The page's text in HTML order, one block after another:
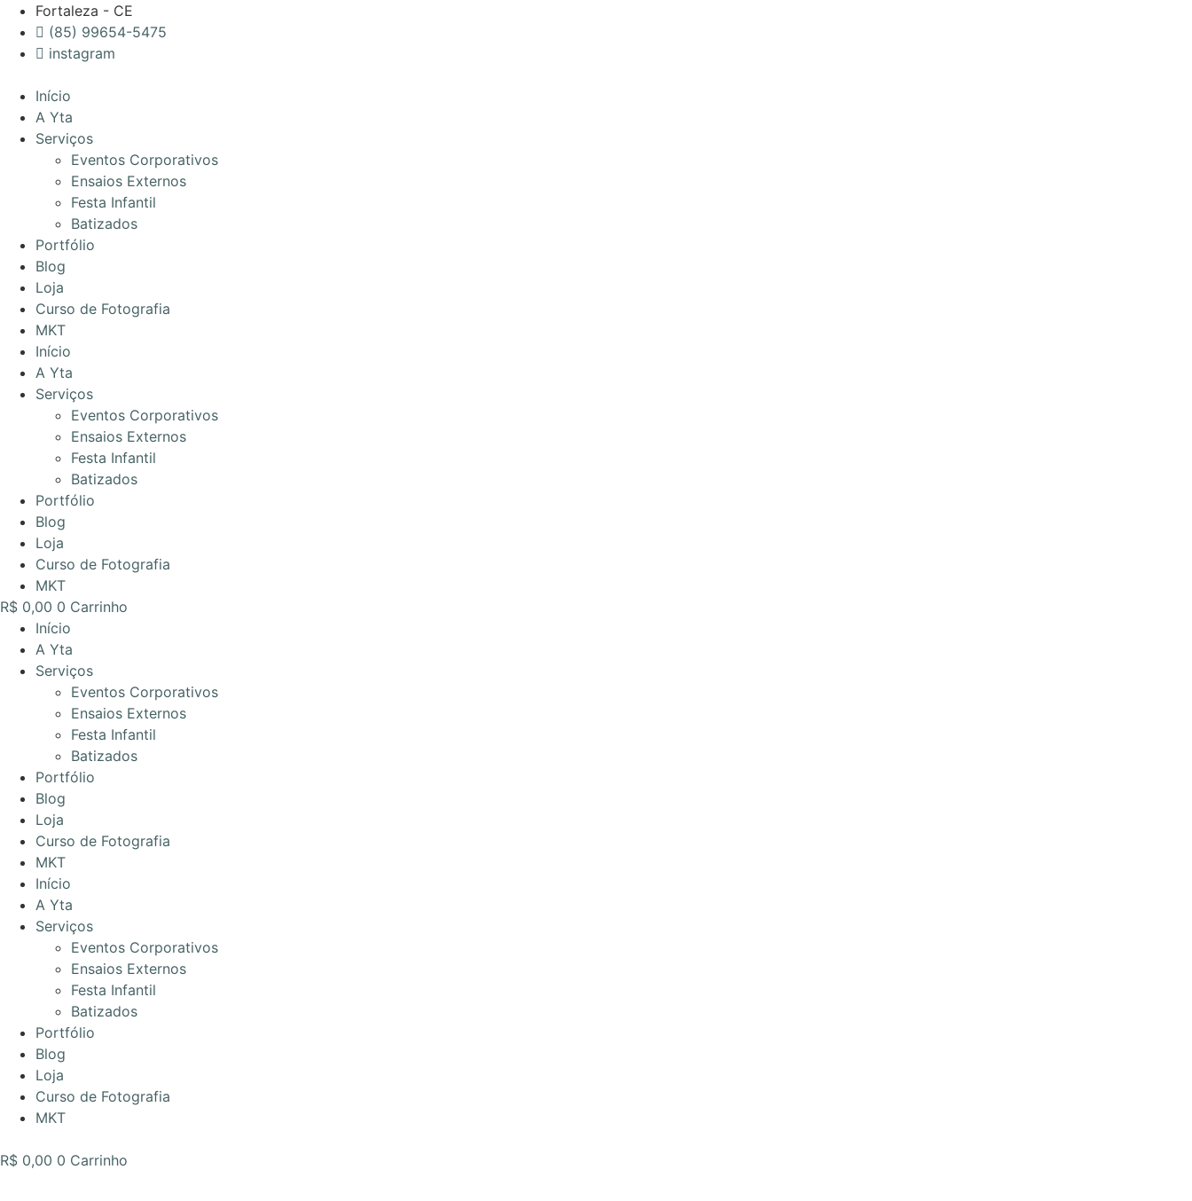
para
Fortaleza - CE
(85) 99654-5475
instagram
Início
A Yta
Serviços
Eventos Corporativos
Ensaios Externos
Festa Infantil
Batizados
Portfólio
Blog
Loja
Curso de Fotografia
MKT
Início
A Yta
Serviços
Eventos Corporativos
Ensaios Externos
Festa Infantil
Batizados
Portfólio
Blog
Loja
Curso de Fotografia
MKT
R$ 0,00 0 Carrinho
Início
A Yta
Serviços
Eventos Corporativos
Ensaios Externos
Festa Infantil
Batizados
Portfólio
Blog
Loja
Curso de Fotografia
MKT
Início
A Yta
Serviços
Eventos Corporativos
Ensaios Externos
Festa Infantil
Batizados
Portfólio
Blog
Loja
Curso de Fotografia
MKT
R$ 0,00 0 Carrinho